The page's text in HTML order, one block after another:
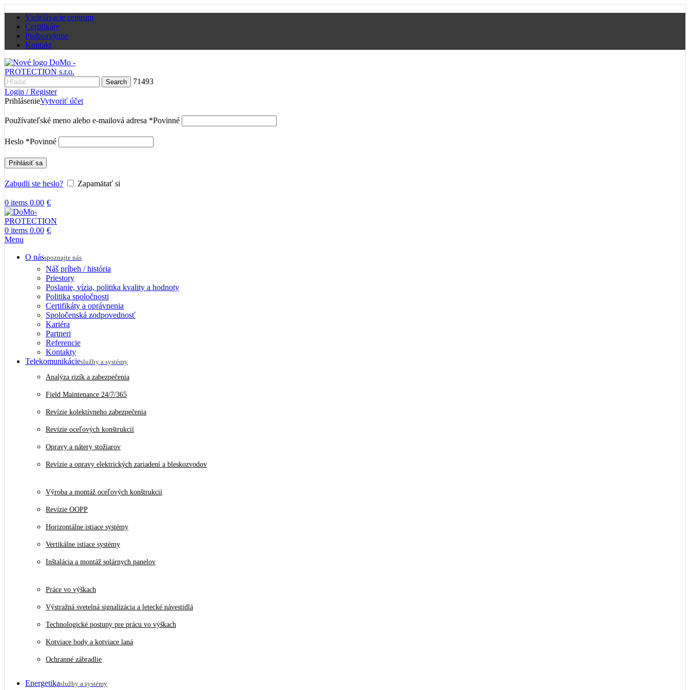
Vzdelávacie centrum
Certifikáty
Podporujeme
Kontakt
Search
71493
Login / Register
PrihlásenieVytvoriť účet
Používateľské meno alebo e-mailová adresa *Povinné
Heslo *Povinné
Prihlásiť sa
Zabudli ste heslo? Zapamätať si
0 items 0.00 €
0 items 0.00 €
Menu
O násspoznajte nás
Náš príbeh / história
Priestory
Poslanie, vízia, politika kvality a hodnoty
Politika spoločnosti
Certifikáty a oprávnenia
Spoločenská zodpovednosť
Kariéra
Partneri
Referencie
Kontakty
Telekomunikácieslužby a systémy
Analýza rizík a zabezpečenia
Field Maintenance 24/7/365
Revízie kolektívneho zabezpečenia
Revízie oceľových konštrukcií
Opravy a nátery stožiarov
Revízie a opravy elektrických zariadení a bleskozvodov
Výroba a montáž oceľových konštrukcií
Revízie OOPP
Horizontálne istiace systémy
Vertikálne istiace systémy
Inštalácia a montáž solárnych panelov
Práce vo výškach
Výstražná svetelná signalizácia a letecké návestidlá
Technologické postupy pre prácu vo výškach
Kotviace body a kotviace laná
Ochranné zábradlie
Energetikaslužby a systémy